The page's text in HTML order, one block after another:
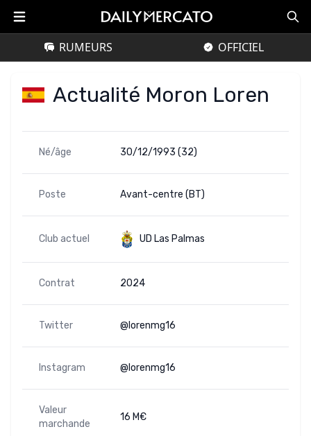
RUMEURS OFFICIEL
Actualité Moron Loren
Né/âge 30/12/1993 (32)
Poste Avant-centre (BT)
Club actuel UD Las Palmas
Contrat 2024
Twitter @lorenmg16
Instagram @lorenmg16
Valeur
marchande
16 M€